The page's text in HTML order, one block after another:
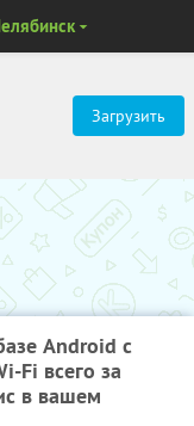
Загрузить
Android с
Fi всего за
в вашем